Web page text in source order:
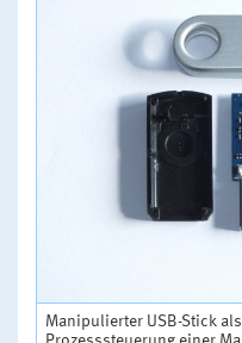
Manipulierter USB-Stick